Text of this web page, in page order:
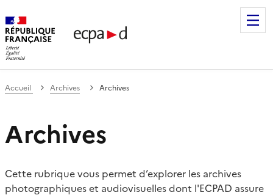
de communication et de production
Accueil Archives Archives
Archives
Cette rubrique vous permet d’explorer les archives
photographiques et audiovisuelles dont l'ECPAD assure